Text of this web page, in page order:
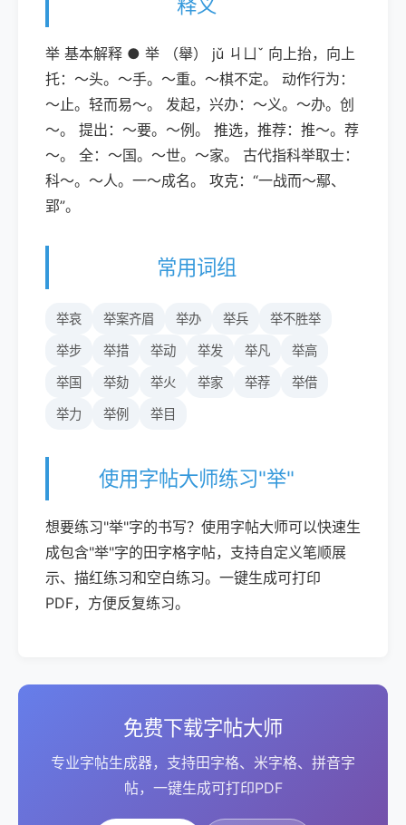
释义
举 基本解释 ● 举 （舉） jǔ ㄐㄩˇ 向上抬，向上
托：～头。～手。～重。～棋不定。 动作行为：
～止。轻而易～。 发起，兴办：～义。～办。创
～。 提出：～要。～例。 推选，推荐：推～。荐
～。 全：～国。～世。～家。 古代指科举取士：
科～。～人。一～成名。 攻克：“一战而～鄢、
郢”。
常用词组
举哀 举案齐眉 举办 举兵 举不胜举
举步 举措 举动 举发 举凡 举高
举国 举劾 举火 举家 举荐 举借
举力 举例 举目
使用字帖大师练习"举"
想要练习"举"字的书写？使用字帖大师可以快速生
成包含"举"字的田字格字帖，支持自定义笔顺展
示、描红练习和空白练习。一键生成可打印
PDF，方便反复练习。
免费下载字帖大师
专业字帖生成器，支持田字格、米字格、拼音字
帖，一键生成可打印PDF